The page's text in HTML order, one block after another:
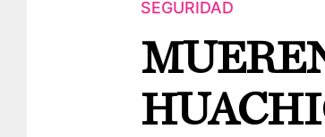
SEGURIDAD